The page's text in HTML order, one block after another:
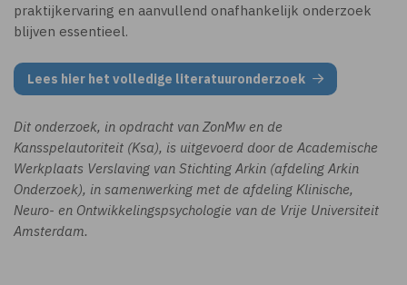
praktijkervaring en aanvullend onafhankelijk onderzoek
blijven essentieel.
Lees hier het volledige literatuuronderzoek
Dit onderzoek, in opdracht van ZonMw en de
Kansspelautoriteit (Ksa), is uitgevoerd door de Academische
Werkplaats Verslaving van Stichting Arkin (afdeling Arkin
Onderzoek), in samenwerking met de afdeling Klinische,
Neuro- en Ontwikkelingspsychologie van de Vrije Universiteit
Amsterdam.